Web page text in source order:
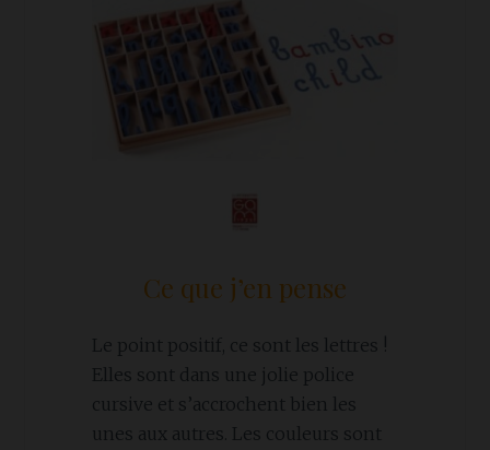
Ce que j’en pense
Le point positif, ce sont les lettres !
Elles sont dans une jolie police
cursive et s’accrochent bien les
unes aux autres. Les couleurs sont